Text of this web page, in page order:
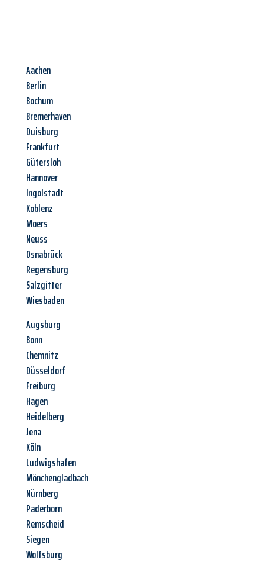
Aachen
Berlin
Bochum
Bremerhaven
Duisburg
Frankfurt
Gütersloh
Hannover
Ingolstadt
Koblenz
Moers
Neuss
Osnabrück
Regensburg
Salzgitter
Wiesbaden
Augsburg
Bonn
Chemnitz
Düsseldorf
Freiburg
Hagen
Heidelberg
Jena
Köln
Ludwigshafen
Mönchengladbach
Nürnberg
Paderborn
Remscheid
Siegen
Wolfsburg